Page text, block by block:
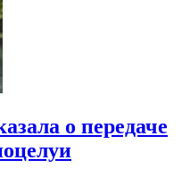
о передаче